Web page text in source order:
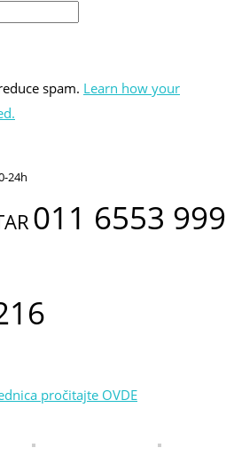
spam. Learn how your
24h
011 6553 999
pročitajte OVDE